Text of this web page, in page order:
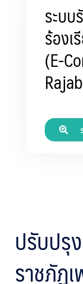
ระบบ
ร้อง
(E-
ปรับปรุ
ราชภัฏ